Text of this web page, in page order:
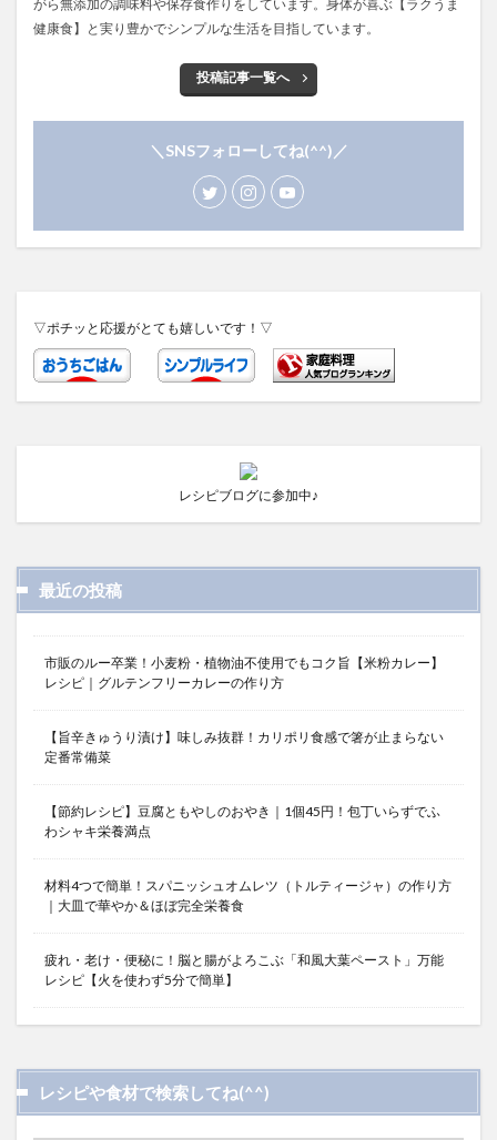
がら無添加の調味料や保存食作りをしています。身体が喜ぶ【ラクうま
健康食】と実り豊かでシンプルな生活を目指しています。
投稿記事一覧へ
＼SNSフォローしてね(^^)／
▽ポチッと応援がとても嬉しいです！▽
レシピブログに参加中♪
最近の投稿
市販のルー卒業！小麦粉・植物油不使用でもコク旨【米粉カレー】
レシピ｜グルテンフリーカレーの作り方
【旨辛きゅうり漬け】味しみ抜群！カリポリ食感で箸が止まらない
定番常備菜
【節約レシピ】豆腐ともやしのおやき｜1個45円！包丁いらずでふ
わシャキ栄養満点
材料4つで簡単！スパニッシュオムレツ（トルティージャ）の作り方
｜大皿で華やか＆ほぼ完全栄養食
疲れ・老け・便秘に！脳と腸がよろこぶ「和風大葉ペースト」万能
レシピ【火を使わず5分で簡単】
レシピや食材で検索してね(^^)